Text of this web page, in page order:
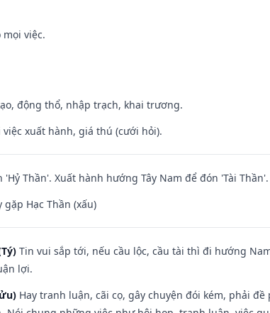
việc.
động thổ, nhập trạch, khai trương.
xuất hành, giá thú (cưới hỏi).
Thần'. Xuất hành hướng Tây Nam để đón 'Tài Thần'.
Hạc Thần (xấu)
Tin vui sắp tới, nếu cầu lộc, cầu tài thì đi hướng
lợi.
Hay tranh luận, cãi cọ, gây chuyện đói kém, phải